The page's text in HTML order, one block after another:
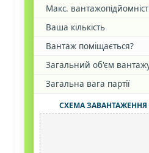
Макс.
Ваша кількість
Вантаж поміщається?
Загальний об'єм
Загальна вага партії
СХЕМА ЗАВАНТАЖЕННЯ